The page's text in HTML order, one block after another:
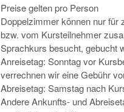
Preise gelten pro Person
Doppelzimmer können nur für
bzw. vom Kursteilnehmer
Sprachkurs besucht, gebucht
Anreisetag: Sonntag vor
verrechnen wir eine Gebühr
Abreisetag: Samstag nach
Andere Ankunfts- und